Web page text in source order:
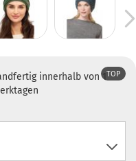
TOP
innerhalb von 1